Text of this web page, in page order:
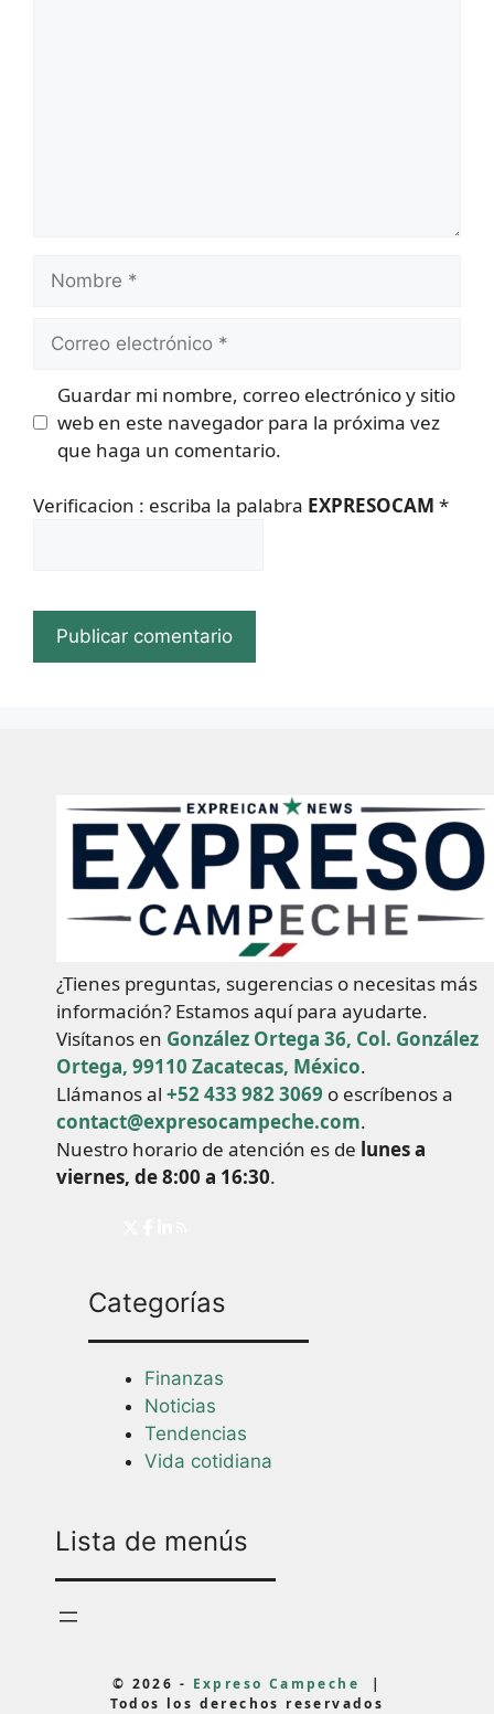
electrónico
Guardar mi nombre, correo electrónico y sitio
web en este navegador para la próxima vez
que haga un comentario.
Verificacion : escriba la palabra EXPRESOCAM *
¿Tienes preguntas, sugerencias o necesitas más
información? Estamos aquí para ayudarte.
Visítanos en González Ortega 36, Col. González
Ortega, 99110 Zacatecas, México.
Llámanos al +52 433 982 3069 o escríbenos a
contact@expresocampeche.com.
Nuestro horario de atención es de lunes a
viernes, de 8:00 a 16:30.
Categorías
Finanzas
Noticias
Tendencias
Vida cotidiana
Lista de menús
© 2026 - Expreso Campeche
|
Todos los derechos reservados